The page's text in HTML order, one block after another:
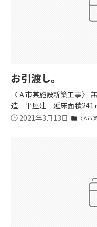
お引渡し。
〈Ａ市某施設新築工事
造 平屋建 延床面積241
2021年3月13日 folder 〈Ａ市